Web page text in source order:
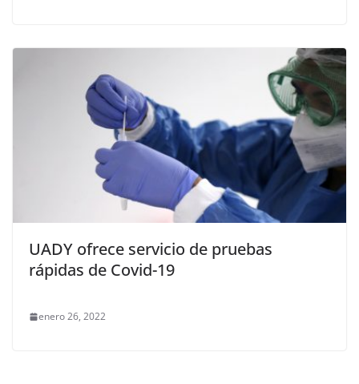
UADY ofrece servicio de pruebas
rápidas de Covid-19
enero 26, 2022